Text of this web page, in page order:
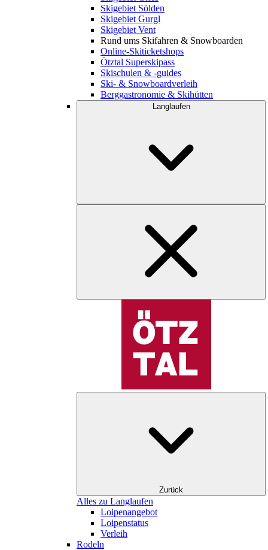
Skigebiet Sölden
Skigebiet Gurgl
Skigebiet Vent
Rund ums Skifahren & Snowboarden
Online-Skiticketshops
Ötztal Superskipass
Skischulen & -guides
Ski- & Snowboardverleih
Berggastronomie & Skihütten
Langlaufen
Zurück
Alles zu Langlaufen
Loipenangebot
Loipenstatus
Verleih
Rodeln